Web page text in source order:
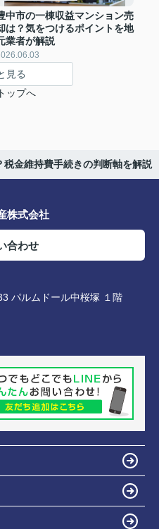
中市の一棟収益マンション売
は？気をつけるポイントを地
業者が解説
見る
ップへ
金維持費手続きの判断軸を解説
株式会社
合わせ
パルムドール中桜塚 １階